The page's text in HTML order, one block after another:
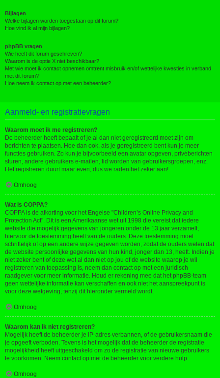
Bijlagen
Welke bijlagen worden toegestaan op dit forum?
Hoe vind ik al mijn bijlagen?
phpBB vragen
Wie heeft dit forum geschreven?
Waarom is de optie X niet beschikbaar?
Met wie moet ik contact opnemen omtrent misbruik en/of wettelijke kwesties in verband
met dit forum?
Hoe neem ik contact op met een beheerder?
Aanmeld- en registratievragen
Waarom moet ik me registreren?
De beheerder heeft bepaalt of je al dan niet geregistreerd moet zijn om
berichten te plaatsen. Hoe dan ook, als je geregistreerd bent kun je meer
functies gebruiken. Zo kun je bijvoorbeeld een avatar opgeven, privéberichten
sturen, andere gebruikers e-mailen, lid worden van gebruikersgroepen, enz.
Het registreren duurt maar even, dus we raden het zeker aan!
Omhoog
Wat is COPPA?
COPPA is de afkorting voor het Engelse "Children’s Online Privacy and
Protection Act". Dit is een Amerikaanse wet uit 1998 die vereist dat iedere
website die mogelijk gegevens van jongeren onder de 13 jaar verzamelt,
hiervoor de toestemming heeft van de ouders. Deze toestemming moet
schriftelijk of op een andere wijze gegeven worden, zodat de ouders weten dat
de website persoonlijke gegevens van hun kind, jonger dan 13, heeft. Indien je
niet zeker bent of deze wet al dan niet op jou of de website waarop je wil
registreren van toepassing is, neem dan contact op met een juridisch
raadgever voor meer informatie. Houd er rekening mee dat het phpBB-team
geen wettelijke informatie kan verschaffen en ook niet het aanspreekpunt is
voor deze wetgeving, tenzij dit hieronder vermeld wordt.
Omhoog
Waarom kan ik niet registreren?
Mogelijk heeft de beheerder je IP-adres verbannen, of de gebruikersnaam die
je opgeeft verboden. Tevens is het mogelijk dat de beheerder de registratie
mogelijkheid heeft uitgeschakeld om zo de registratie van nieuwe gebruikers
te voorkomen. Neem contact op met de beheerder voor verdere hulp.
Omhoog